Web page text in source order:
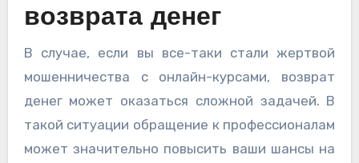
возврата денег
В случае, если вы все-таки стали жертвой
мошенничества с онлайн-курсами, возврат
денег может оказаться сложной задачей. В
такой ситуации обращение к профессионалам
может значительно повысить ваши шансы на